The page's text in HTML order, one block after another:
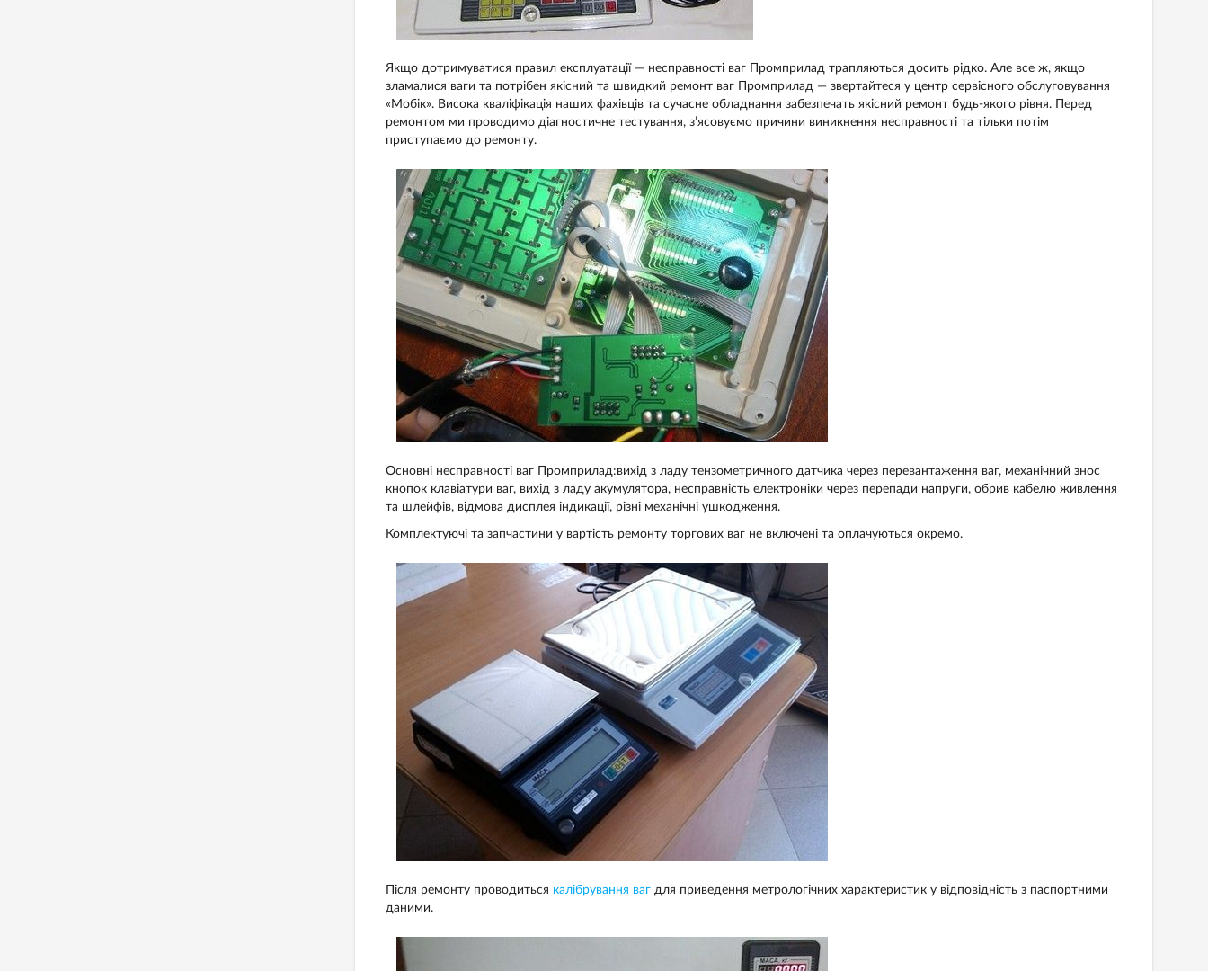
Якщо дотримуватися правил експлуатації — несправності ваг Промприлад трапляються досить рідко. Але все ж, якщо
зламалися ваги та потрібен якісний та швидкий ремонт ваг Промприлад — звертайтеся у центр сервісного обслуговування
«Мобік». Висока кваліфікація наших фахівців та сучасне обладнання забезпечать якісний ремонт будь-якого рівня. Перед
ремонтом ми проводимо діагностичне тестування, з’ясовуємо причини виникнення несправності та тільки потім
приступаємо до ремонту.
Основні несправності ваг Промприлад:вихід з ладу тензометричного датчика через перевантаження ваг, механічний знос
кнопок клавіатури ваг, вихід з ладу акумулятора, несправність електроніки через перепади напруги, обрив кабелю живлення
та шлейфів, відмова дисплея індикації, різні механічні ушкодження.
Комплектуючі та запчастини у вартість ремонту торгових ваг не включені та оплачуються окремо.
Після ремонту проводиться калібрування вагдля приведення метрологічних характеристик у відповідність з паспортними
даними.